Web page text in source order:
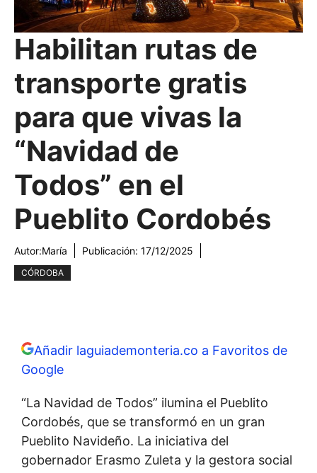
Habilitan rutas de
transporte gratis
para que vivas la
“Navidad de
Todos” en el
Pueblito Cordobés
Autor:María Publicación: 17/12/2025
CÓRDOBA
Añadir laguiademonteria.co a Favoritos de
Google
“La Navidad de Todos” ilumina el Pueblito
Cordobés, que se transformó en un gran
Pueblito Navideño. La iniciativa del
gobernador Erasmo Zuleta y la gestora social